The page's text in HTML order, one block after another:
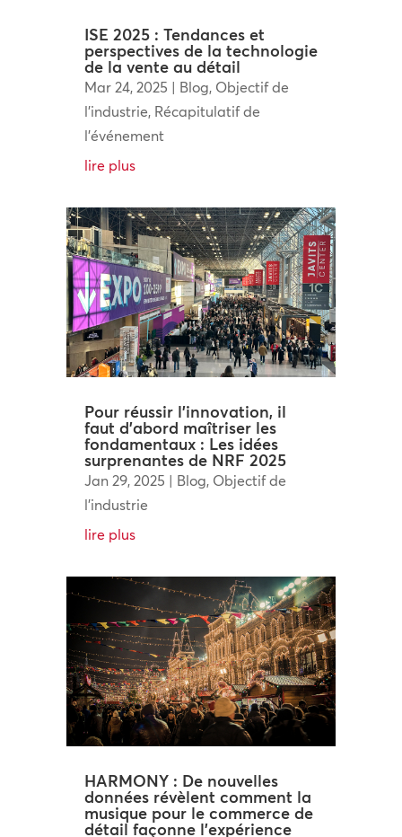
ISE 2025 : Tendances et
perspectives de la technologie
de la vente au détail
Mar 24, 2025 | Blog, Objectif de
l'industrie, Récapitulatif de
l'événement
lire plus
Pour réussir l’innovation, il
faut d’abord maîtriser les
fondamentaux : Les idées
surprenantes de NRF 2025
Jan 29, 2025 | Blog, Objectif de
l'industrie
lire plus
HARMONY : De nouvelles
données révèlent comment la
musique pour le commerce de
détail façonne l’expérience